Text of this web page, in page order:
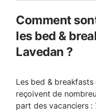
Comment
les bed &
Lavedan ?
Les bed &
reçoivent de
part des vacanciers :